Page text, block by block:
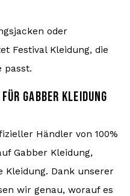
oder
Festival Kleidung, die
passt.
GABBER KLEIDUNG
Händler von 100%
Gabber Kleidung,
Kleidung. Dank unserer
wir genau, worauf es